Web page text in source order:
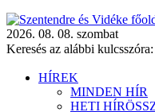
2026. 08. 08. szombat
Keresés az alábbi kulcsszóra:
HÍREK
MINDEN HÍR
HETI